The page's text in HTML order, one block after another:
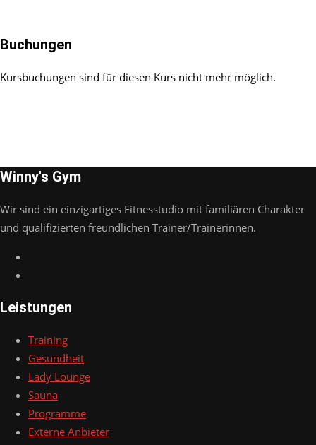
Buchungen
Kursbuchungen sind für diesen Kurs nicht mehr möglich.
Winny's Gym
Wir sind ein einzigartiges Fitnesstudio mit familiären Charakter
und qualifizierten freundlichen Trainer/Trainerinnen.
Leistungen
Training
Gesundheit
Lady Lounge
Sauna
Programme
Externe Anbieter